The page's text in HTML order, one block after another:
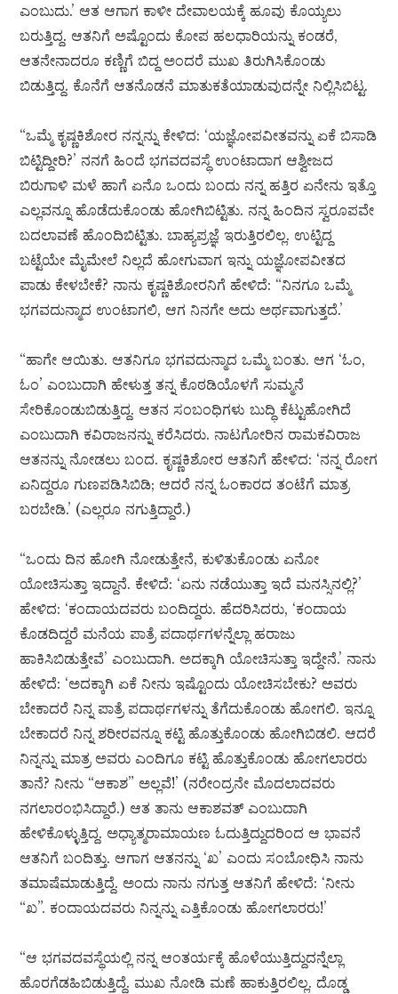
ಎಂಬುದು.’ ಆತ ಆಗಾಗ ಕಾಳೀ ದೇವಾಲಯಕ್ಕೆ ಹೂವು ಕೊಯ್ಯಲು
ಬರುತ್ತಿದ್ದ. ಆತನಿಗೆ ಅಷ್ಟೊಂದು ಕೋಪ ಹಲಧಾರಿಯನ್ನು ಕಂಡರೆ,
ಆತನೇನಾದರೂ ಕಣ್ಣಿಗೆ ಬಿದ್ದ ಅಂದರೆ ಮುಖ ತಿರುಗಿಸಿಕೊಂಡು
ಬಿಡುತ್ತಿದ್ದ. ಕೊನೆಗೆ ಆತನೊಡನೆ ಮಾತುಕತೆಯಾಡುವುದನ್ನೇ ನಿಲ್ಲಿಸಿಬಿಟ್ಟ.
“ಒಮ್ಮೆ ಕೃಷ್ಣಕಿಶೋರ ನನ್ನನ್ನು ಕೇಳಿದ: ‘ಯಜ್ಞೋಪವೀತವನ್ನು ಏಕೆ ಬಿಸಾಡಿ
ಬಿಟ್ಟಿದ್ದೀರಿ?’ ನನಗೆ ಹಿಂದೆ ಭಗವದವಸ್ಥೆ ಉಂಟಾದಾಗ ಆಶ್ವೀಜದ
ಬಿರುಗಾಳಿ ಮಳೆ ಹಾಗೆ ಏನೊ ಒಂದು ಬಂದು ನನ್ನ ಹತ್ತಿರ ಏನೇನು ಇತ್ತೊ
ಎಲ್ಲವನ್ನೂ ಹೊಡೆದುಕೊಂಡು ಹೋಗಿಬಿಟ್ಟಿತು. ನನ್ನ ಹಿಂದಿನ ಸ್ವರೂಪವೇ
ಬದಲಾವಣೆ ಹೊಂದಿಬಿಟ್ಟಿತು. ಬಾಹ್ಯಪ್ರಜ್ಞೆ ಇರುತ್ತಿರಲಿಲ್ಲ. ಉಟ್ಟಿದ್ದ
ಬಟ್ಟೆಯೇ ಮೈಮೇಲೆ ನಿಲ್ಲದೆ ಹೋಗುವಾಗ ಇನ್ನು ಯಜ್ಞೋಪವೀತದ
ಪಾಡು ಕೇಳಬೇಕೆ? ನಾನು ಕೃಷ್ಣಕಿಶೋರನಿಗೆ ಹೇಳಿದೆ: “ನಿನಗೂ ಒಮ್ಮೆ
ಭಗವದುನ್ಮಾದ ಉಂಟಾಗಲಿ, ಆಗ ನಿನಗೇ ಅದು ಅರ್ಥವಾಗುತ್ತದೆ.’
“ಹಾಗೇ ಆಯಿತು. ಆತನಿಗೂ ಭಗವದುನ್ಮಾದ ಒಮ್ಮೆ ಬಂತು. ಆಗ ‘ಓಂ,
ಓಂ’ ಎಂಬುದಾಗಿ ಹೇಳುತ್ತ ತನ್ನ ಕೊಠಡಿಯೊಳಗೆ ಸುಮ್ಮನೆ
ಸೇರಿಕೊಂಡುಬಿಡುತ್ತಿದ್ದ. ಆತನ ಸಂಬಂಧಿಗಳು ಬುದ್ಧಿ ಕೆಟ್ಟುಹೋಗಿದೆ
ಎಂಬುದಾಗಿ ಕವಿರಾಜನನ್ನು ಕರೆಸಿದರು. ನಾಟಗೋರಿನ ರಾಮಕವಿರಾಜ
ಆತನನ್ನು ನೋಡಲು ಬಂದ. ಕೃಷ್ಣಕಿಶೋರ ಆತನಿಗೆ ಹೇಳಿದ: ‘ನನ್ನ ರೋಗ
ಏನಿದ್ದರೂ ಗುಣಪಡಿಸಿಬಿಡಿ; ಆದರೆ ನನ್ನ ಓಂಕಾರದ ತಂಟೆಗೆ ಮಾತ್ರ
ಬರಬೇಡಿ.’ (ಎಲ್ಲರೂ ನಗುತ್ತಿದ್ದಾರೆ.)
“ಒಂದು ದಿನ ಹೋಗಿ ನೋಡುತ್ತೇನೆ, ಕುಳಿತುಕೊಂಡು ಏನೋ
ಯೋಚಿಸುತ್ತಾ ಇದ್ದಾನೆ. ಕೇಳಿದೆ: ‘ಏನು ನಡೆಯುತ್ತಾ ಇದೆ ಮನಸ್ಸಿನಲ್ಲಿ?’
ಹೇಳಿದ: ‘ಕಂದಾಯದವರು ಬಂದಿದ್ದರು. ಹೆದರಿಸಿದರು, ‘ಕಂದಾಯ
ಕೊಡದಿದ್ದರೆ ಮನೆಯ ಪಾತ್ರೆ ಪದಾರ್ಥಗಳನ್ನೆಲ್ಲಾ ಹರಾಜು
ಹಾಕಿಸಿಬಿಡುತ್ತೇವೆ’ ಎಂಬುದಾಗಿ. ಅದಕ್ಕಾಗಿ ಯೋಚಿಸುತ್ತಾ ಇದ್ದೇನೆ.’ ನಾನು
ಹೇಳಿದೆ: ‘ಅದಕ್ಕಾಗಿ ಏಕೆ ನೀನು ಇಷ್ಟೊಂದು ಯೋಚಿಸಬೇಕು? ಅವರು
ಬೇಕಾದರೆ ನಿನ್ನ ಪಾತ್ರೆ ಪದಾರ್ಥಗಳನ್ನು ತೆಗೆದುಕೊಂಡು ಹೋಗಲಿ. ಇನ್ನೂ
ಬೇಕಾದರೆ ನಿನ್ನ ಶರೀರವನ್ನೂ ಕಟ್ಟಿ ಹೊತ್ತುಕೊಂಡು ಹೋಗಿಬಿಡಲಿ. ಆದರೆ
ನಿನ್ನನ್ನು ಮಾತ್ರ ಅವರು ಎಂದಿಗೂ ಕಟ್ಟಿ ಹೊತ್ತುಕೊಂಡು ಹೋಗಲಾರರು
ತಾನೆ? ನೀನು “ಆಕಾಶ” ಅಲ್ಲವೆ!’ (ನರೇಂದ್ರನೇ ಮೊದಲಾದವರು
ನಗಲಾರಂಭಿಸಿದ್ದಾರೆ.) ಆತ ತಾನು ಆಕಾಶವತ್ ಎಂಬುದಾಗಿ
ಹೇಳಿಕೊಳ್ಳುತ್ತಿದ್ದ. ಅಧ್ಯಾತ್ಮರಾಮಾಯಣ ಓದುತ್ತಿದ್ದುದರಿಂದ ಆ ಭಾವನೆ
ಆತನಿಗೆ ಬಂದಿತ್ತು. ಆಗಾಗ ಆತನನ್ನು ‘ಖ’ ಎಂದು ಸಂಬೋಧಿಸಿ ನಾನು
ತಮಾಷೆಮಾಡುತ್ತಿದ್ದೆ. ಅಂದು ನಾನು ನಗುತ್ತ ಆತನಿಗೆ ಹೇಳಿದೆ: ‘ನೀನು
“ಖ”. ಕಂದಾಯದವರು ನಿನ್ನನ್ನು ಎತ್ತಿಕೊಂಡು ಹೋಗಲಾರರು!’
“ಆ ಭಗವದವಸ್ಥೆಯಲ್ಲಿ ನನ್ನ ಆಂತರ್ಯಕ್ಕೆ ಹೊಳೆಯುತ್ತಿದ್ದುದನ್ನೆಲ್ಲಾ
ಹೊರಗೆಡಹಿಬಿಡುತ್ತಿದ್ದೆ. ಮುಖ ನೋಡಿ ಮಣೆ ಹಾಕುತ್ತಿರಲಿಲ್ಲ. ದೊಡ್ಡ